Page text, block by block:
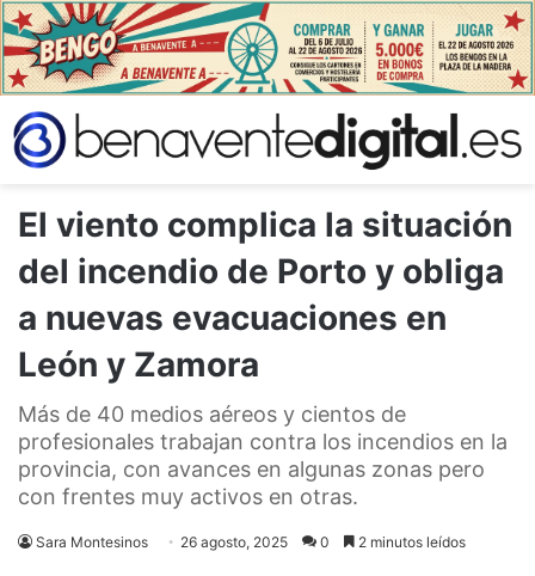
El viento complica la situación
del incendio de Porto y obliga
a nuevas evacuaciones en
León y Zamora
Más de 40 medios aéreos y cientos de
profesionales trabajan contra los incendios en la
provincia, con avances en algunas zonas pero
con frentes muy activos en otras.
Sara Montesinos 26 agosto, 2025 0 2 minutos leídos